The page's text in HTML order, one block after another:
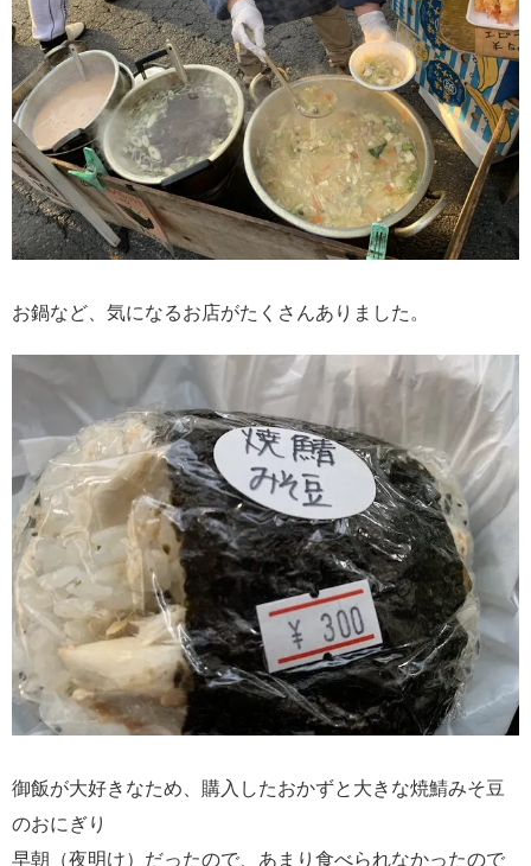
お鍋など、気になるお店がたくさんありました。
御飯が大好きなため、購入したおかずと大きな焼鯖みそ豆
のおにぎり
早朝（夜明け）だったので、あまり食べられなかったので